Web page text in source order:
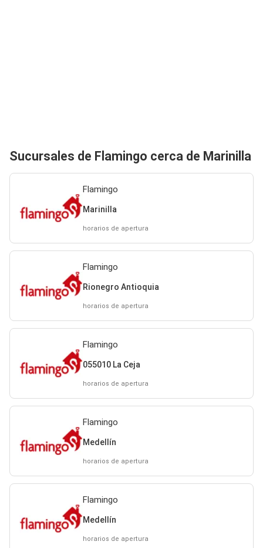
Sucursales de Flamingo cerca de Marinilla
Flamingo
Marinilla
horarios de apertura
Flamingo
Rionegro Antioquia
horarios de apertura
Flamingo
055010 La Ceja
horarios de apertura
Flamingo
Medellín
horarios de apertura
Flamingo
Medellín
horarios de apertura